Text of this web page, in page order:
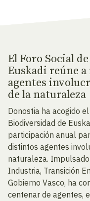
El Foro Social
Euskadi reúne
agentes
de la naturaleza
Donostia ha acogido
Biodiversidad de
participación anual
distintos agentes
naturaleza.
Industria, Transición
Gobierno Vasco, ha
centenar de agentes,